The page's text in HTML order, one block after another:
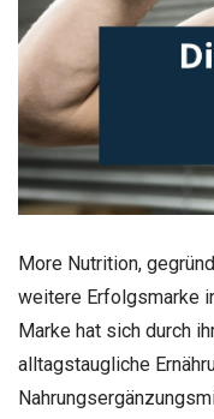
More Nutrition,
weitere Erfolgsmarke
Marke hat sich durch
alltagstaugliche